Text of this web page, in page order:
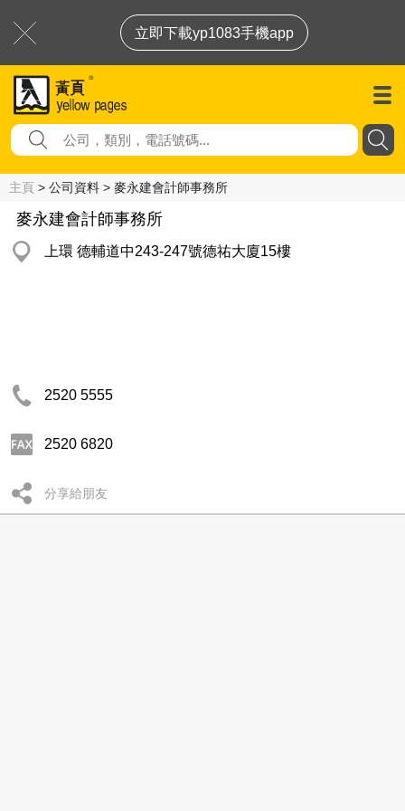
立即下載yp1083手機app
主頁 > 公司資料 > 麥永建會計師事務所
麥永建會計師事務所
上環 德輔道中243-247號德祐大廈15樓
2520 5555
2520 6820
分享給朋友